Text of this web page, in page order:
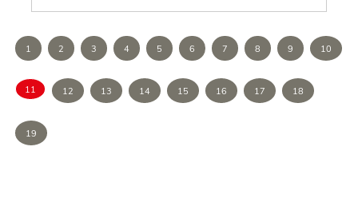
1 2 3 4 5 6 7 8 9 10
11 12 13 14 15 16 17 18
19